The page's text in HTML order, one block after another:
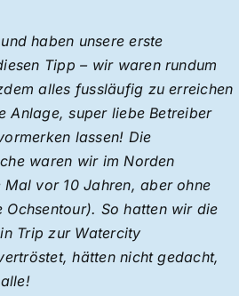
haben unsere erste
Tipp – wir waren rundum
alles fussläufig zu erreichen
Anlage, super liebe Betreiber
lassen! Die
waren wir im Norden
vor 10 Jahren, aber ohne
So hatten wir die
Trip zur Watercity
hätten nicht gedacht,